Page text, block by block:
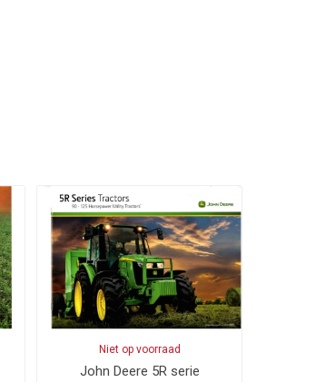
Niet op voorraad
John Deere 5R serie